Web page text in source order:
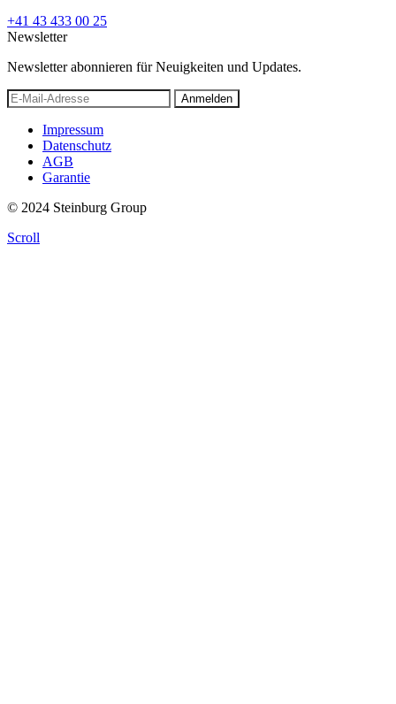
+41 43 433 00 25
Newsletter
Newsletter abonnieren für Neuigkeiten und Updates.
Anmelden
Impressum
Datenschutz
AGB
Garantie
© 2024 Steinburg Group
Scroll